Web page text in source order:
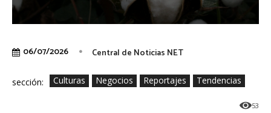
06/07/2026 Central de Noticias NET
sección: Culturas Negocios Reportajes Tendencias
53